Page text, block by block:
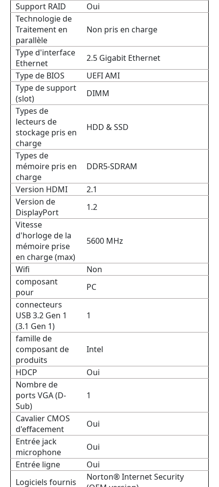
Support RAID
Oui
Technologie de
Traitement en
parallèle
Non pris en charge
Type d'interface
Ethernet
2.5 Gigabit Ethernet
Type de BIOS
UEFI AMI
Type de support
(slot)
DIMM
Types de
lecteurs de
stockage pris en
charge
HDD & SSD
Types de
mémoire pris en
charge
DDR5-SDRAM
Version HDMI
2.1
Version de
DisplayPort
1.2
Vitesse
d'horloge de la
mémoire prise
en charge (max)
5600 MHz
Wifi
Non
composant
pour
PC
connecteurs
USB 3.2 Gen 1
(3.1 Gen 1)
1
famille de
composant de
produits
Intel
HDCP
Oui
Nombre de
ports VGA (D-
Sub)
1
Cavalier CMOS
d'effacement
Oui
Entrée jack
microphone
Oui
Entrée ligne
Oui
Logiciels fournis
Norton® Internet Security